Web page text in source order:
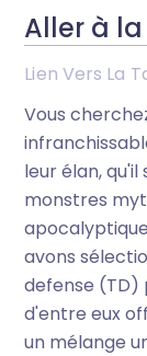
Aller à
Lien Vers La
Vous
leur élan, qu'il
monstres
avons
defense (TD)
d'entre eux
un mélange